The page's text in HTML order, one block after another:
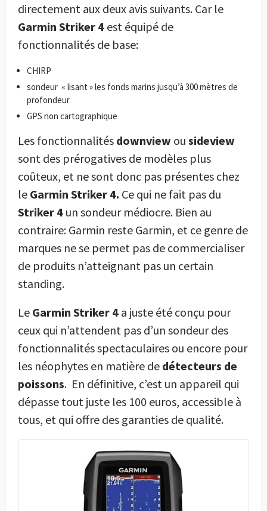
directement aux deux avis suivants. Car le
Garmin Striker 4 est équipé de
fonctionnalités de base:
CHIRP
sondeur « lisant » les fonds marins jusqu’à 300 mètres de
profondeur
GPS non cartographique
Les fonctionnalités downview ou sideview
sont des prérogatives de modèles plus
coûteux, et ne sont donc pas présentes chez
le Garmin Striker 4. Ce qui ne fait pas du
Striker 4 un sondeur médiocre. Bien au
contraire: Garmin reste Garmin, et ce genre de
marques ne se permet pas de commercialiser
de produits n’atteignant pas un certain
standing.
Le Garmin Striker 4 a juste été conçu pour
ceux qui n’attendent pas d’un sondeur des
fonctionnalités spectaculaires ou encore pour
les néophytes en matière de détecteurs de
poissons. En définitive, c’est un appareil qui
dépasse tout juste les 100 euros, accessible à
tous, et qui offre des garanties de qualité.